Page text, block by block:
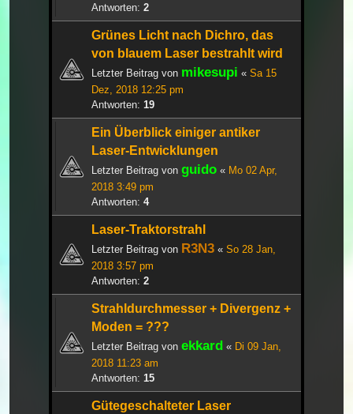
Antworten: 2
Grünes Licht nach Dichro, das
von blauem Laser bestrahlt wird
Letzter Beitrag von mikesupi « Sa 15
Dez, 2018 12:25 pm
Antworten: 19
Ein Überblick einiger antiker
Laser-Entwicklungen
Letzter Beitrag von guido « Mo 02 Apr,
2018 3:49 pm
Antworten: 4
Laser-Traktorstrahl
Letzter Beitrag von R3N3 « So 28 Jan,
2018 3:57 pm
Antworten: 2
Strahldurchmesser + Divergenz +
Moden = ???
Letzter Beitrag von ekkard « Di 09 Jan,
2018 11:23 am
Antworten: 15
Gütegeschalteter Laser